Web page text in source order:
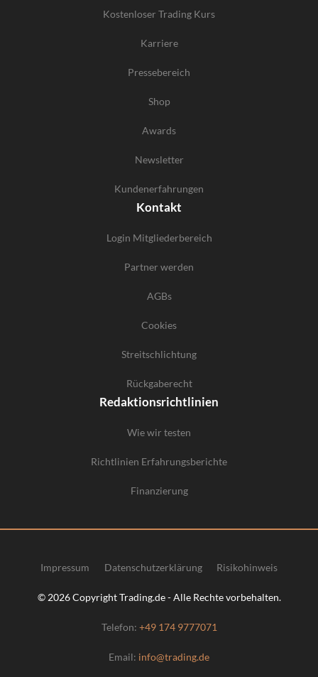
Kostenloser Trading Kurs
Karriere
Pressebereich
Shop
Awards
Newsletter
Kundenerfahrungen
Kontakt
Login Mitgliederbereich
Partner werden
AGBs
Cookies
Streitschlichtung
Rückgaberecht
Redaktionsrichtlinien
Wie wir testen
Richtlinien Erfahrungsberichte
Finanzierung
© 2026 Copyright Trading.de - Alle Rechte vorbehalten.
Telefon: +49 174 9777071
Email: info@trading.de
Impressum Datenschutzerklärung Risikohinweis